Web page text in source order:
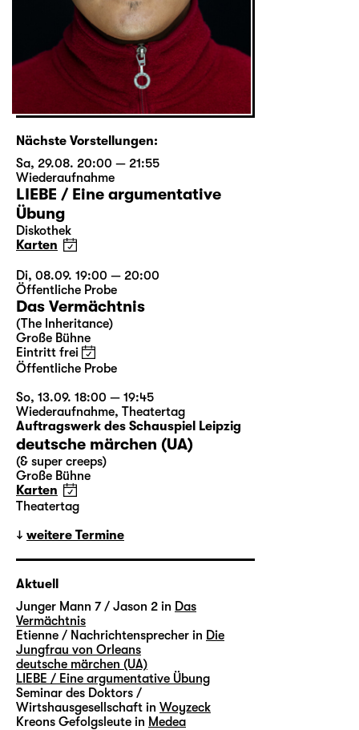
Nächste Vorstellungen:
Sa, 29.08. 20:00 — 21:55
Wiederaufnahme
LIEBE / Eine argumentative
Übung
Diskothek
Karten
Di, 08.09. 19:00 — 20:00
Öffentliche Probe
Das Vermächtnis
(The Inheritance)
Große Bühne
Eintritt frei
Öffentliche Probe
So, 13.09. 18:00 — 19:45
Wiederaufnahme, Theatertag
Auftragswerk des Schauspiel Leipzig
deutsche märchen (UA)
(& super creeps)
Große Bühne
Karten
Theatertag
weitere Termine
Aktuell
Junger Mann 7 / Jason 2 in Das
Vermächtnis
Etienne / Nachrichtensprecher in Die
Jungfrau von Orleans
deutsche märchen (UA)
LIEBE / Eine argumentative Übung
Seminar des Doktors /
Wirtshausgesellschaft in Woyzeck
Kreons Gefolgsleute in Medea